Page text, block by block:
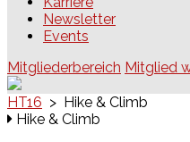
Newsletter
Events
Mitgliederbereich Mitglied
HT16 > Hike & Climb
Hike & Climb